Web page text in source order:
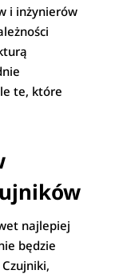
i inżynierów
te, które
najlepiej
będzie